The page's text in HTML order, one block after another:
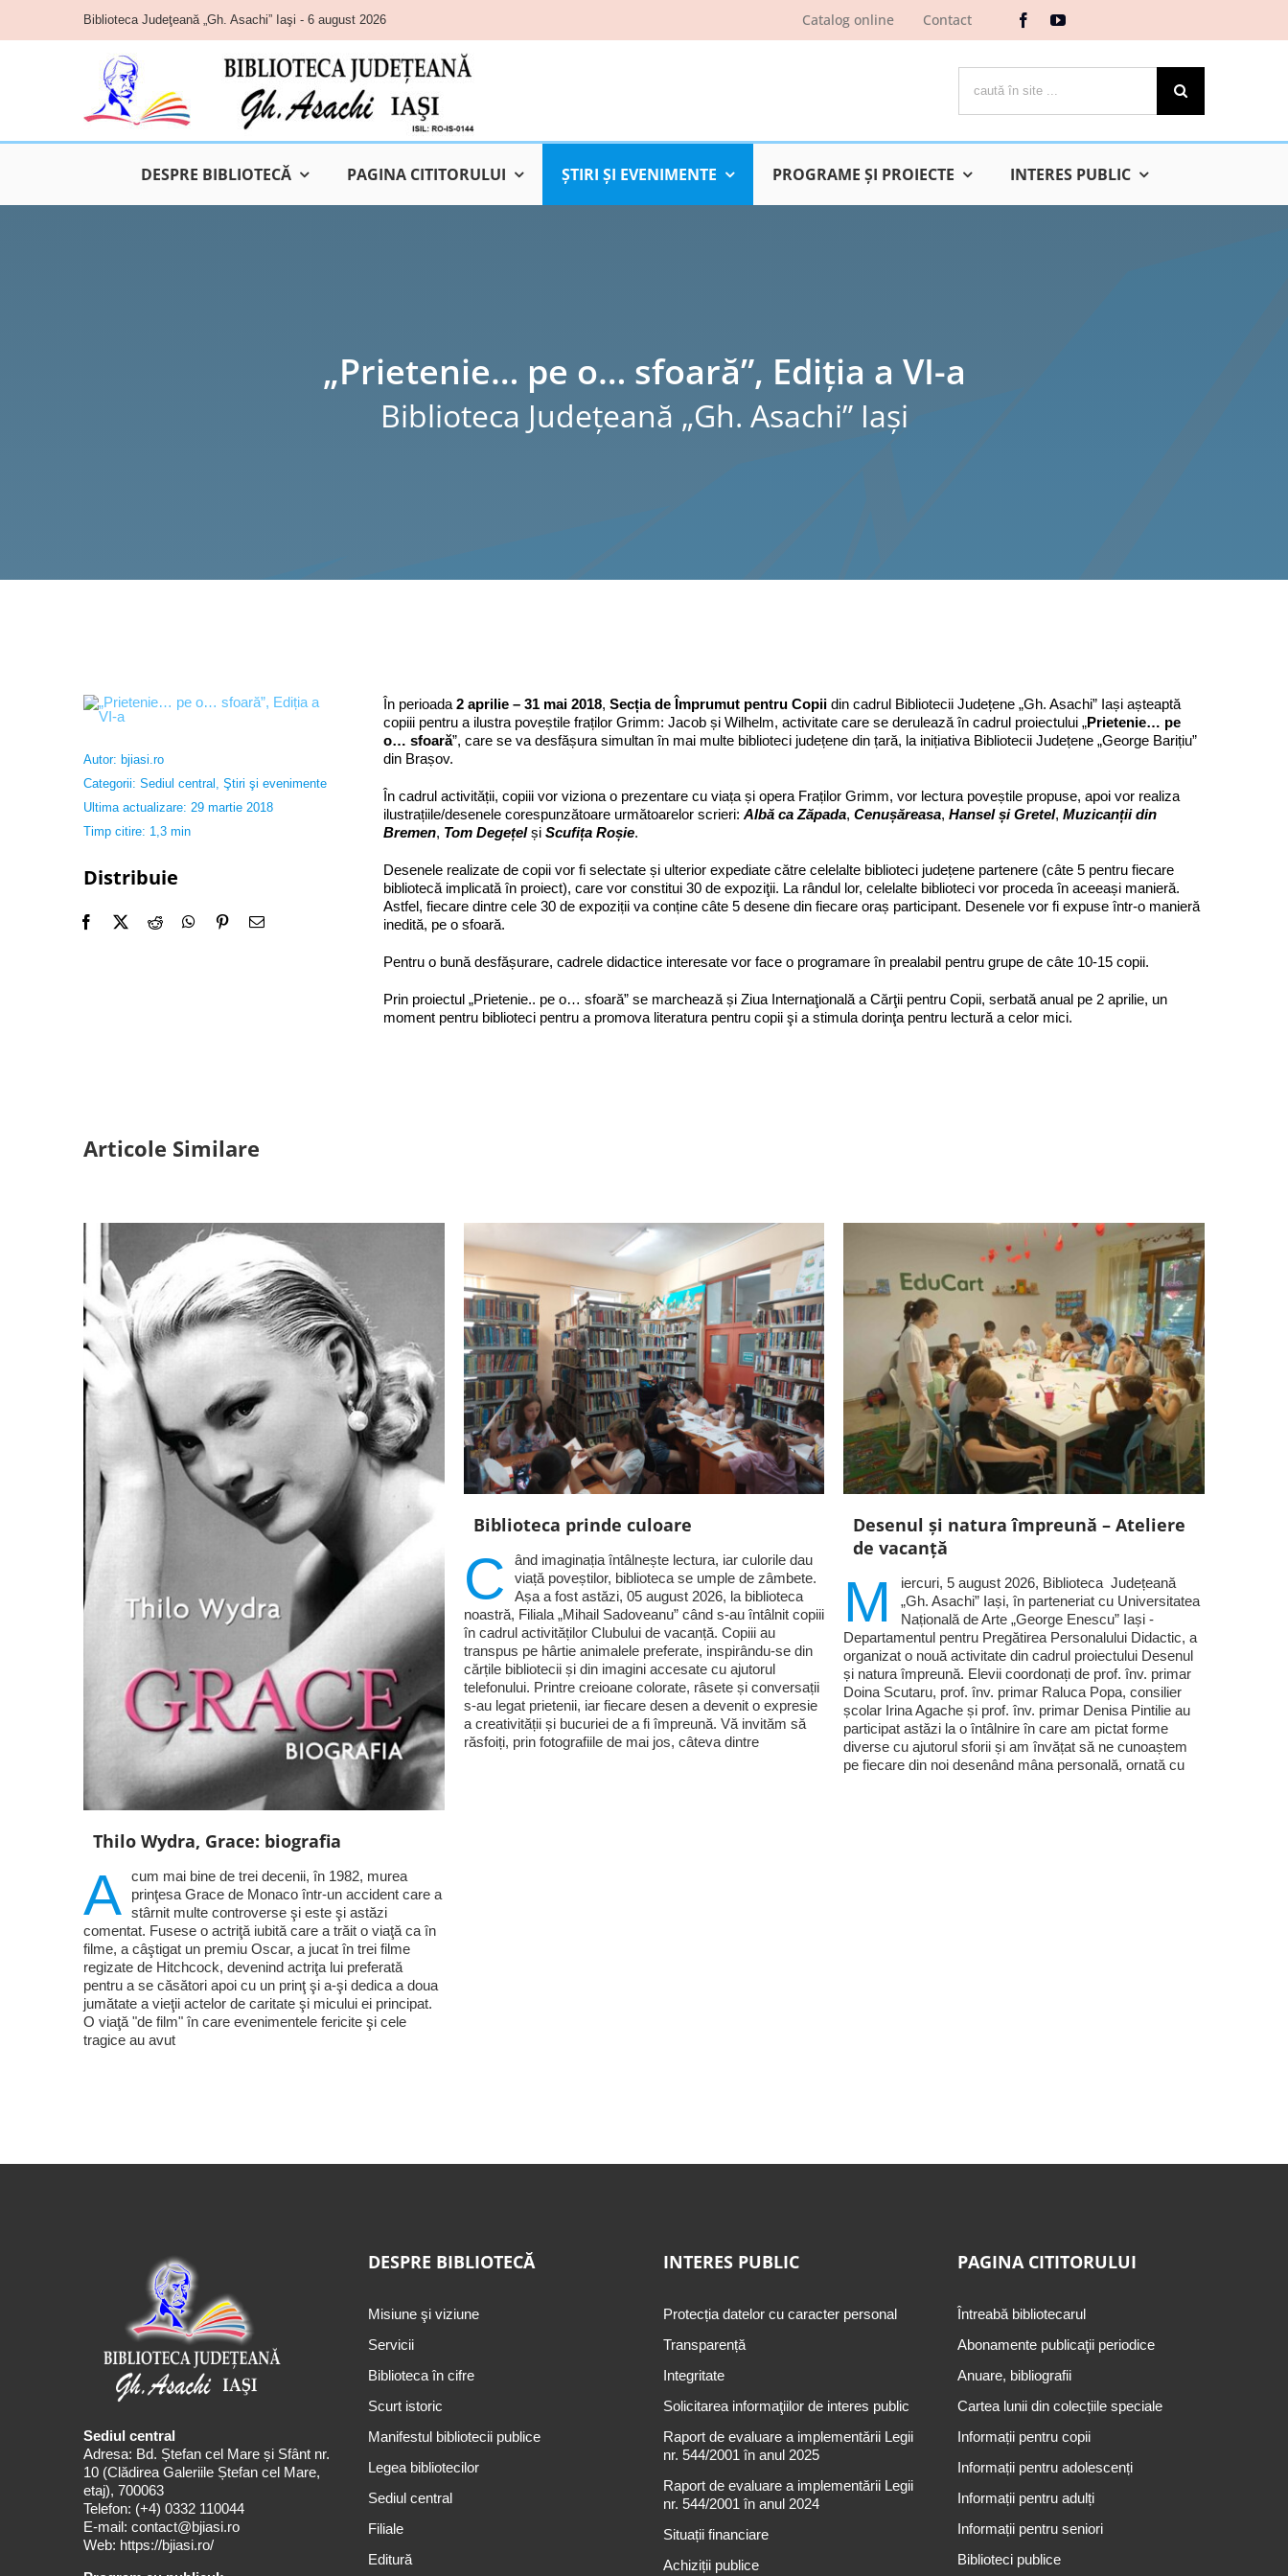
content
Biblioteca Judeţeană „Gh. Asachi” Iaşi - 6 august 2026 Catalog online Contact
DESPRE BIBLIOTECĂ PAGINA CITITORULUI ŞTIRI ŞI EVENIMENTE PROGRAME ŞI PROIECTE INTERES PUBLIC
„Prietenie… pe o… sfoară”, Ediția a VI-a
Biblioteca Judeţeană „Gh. Asachi” Iaşi
Autor: bjiasi.ro
Categorii: Sediul central , Ştiri şi evenimente
Ultima actualizare: 29 martie 2018
Timp citire: 1,3 min
Distribuie
În perioada2 aprilie – 31 mai 2018,Secția de Împrumut pentru Copii din cadrul Bibliotecii Județene „Gh. Asachi” Iași așteaptă
copiii pentru a ilustra poveștile fraților Grimm: Jacob și Wilhelm, activitate care se derulează în cadrul proiectului „Prietenie… pe
o… sfoară”, care se va desfășura simultan în mai multe biblioteci județene din țară, la inițiativa Bibliotecii Județene „George Barițiu”
din Brașov.
În cadrul activității, copiii vor viziona o prezentare cu viața și opera Fraților Grimm, vor lectura poveștile propuse, apoi vor realiza
ilustrațiile/desenele corespunzătoare următoarelor scrieri:Albă ca Zăpada,Cenușăreasa,Hansel și Gretel,Muzicanții din
Bremen, Tom DegețelșiScufița Roșie.
Desenele realizate de copii vor fi selectate și ulterior expediate către celelalte biblioteci județene partenere (câte 5 pentru fiecare
bibliotecă implicată în proiect), care vor constitui 30 de expoziţii. La rândul lor, celelalte biblioteci vor proceda în aceeași manieră.
Astfel, fiecare dintre cele 30 de expoziții va conține câte 5 desene din fiecare oraș participant. Desenele vor fi expuse într-o manieră
inedită, pe o sfoară.
Pentru o bună desfășurare, cadrele didactice interesate vor face o programare în prealabil pentru grupe de câte 10-15 copii.
Prin proiectul „Prietenie.. pe o… sfoară” se marchează și Ziua Internaţională a Cărţii pentru Copii, serbată anual pe 2 aprilie, un
moment pentru biblioteci pentru a promova literatura pentru copii şi a stimula dorinţa pentru lectură a celor mici.
Articole Similare
Thilo Wydra, Grace: biografia
A cum mai bine de trei decenii, în 1982, murea
prinţesa Grace de Monaco într-un accident care a
stârnit multe controverse şi este şi astăzi
comentat. Fusese o actriţă iubită care a trăit o viaţă ca în
filme, a câştigat un premiu Oscar, a jucat în trei filme
regizate de Hitchcock, devenind actriţa lui preferată
pentru a se căsători apoi cu un prinţ şi a-şi dedica a doua
jumătate a vieţii actelor de caritate şi micului ei principat.
O viaţă "de film" în care evenimentele fericite şi cele
tragice au avut
Biblioteca prinde culoare
C
ând imaginația întâlnește lectura, iar culorile dau
viață poveștilor, biblioteca se umple de zâmbete.
Așa a fost astăzi, 05 august 2026, la biblioteca
noastră, Filiala „Mihail Sadoveanu” când s-au întâlnit copiii
în cadrul activităților Clubului de vacanță. Copiii au
transpus pe hârtie animalele preferate, inspirându-se din
cărțile bibliotecii și din imagini accesate cu ajutorul
telefonului. Printre creioane colorate, râsete și conversații
s-au legat prietenii, iar fiecare desen a devenit o expresie
a creativității și bucuriei de a fi împreună. Vă invităm să
răsfoiți, prin fotografiile de mai jos, câteva dintre
Desenul și natura împreună – Ateliere
de vacanță
M
iercuri, 5 august 2026, Biblioteca Județeană
„Gh. Asachi” Iași, în parteneriat cu Universitatea
Națională de Arte „George Enescu” Iași -
Departamentul pentru Pregătirea Personalului Didactic, a
organizat o nouă activitate din cadrul proiectului Desenul
și natura împreună. Elevii coordonați de prof. înv. primar
Doina Scutaru, prof. înv. primar Raluca Popa, consilier
școlar Irina Agache și prof. înv. primar Denisa Pintilie au
participat astăzi la o întâlnire în care am pictat forme
diverse cu ajutorul sforii și am învățat să ne cunoaștem
pe fiecare din noi desenând mâna personală, ornată cu
Sediul central
Adresa: Bd. Ștefan cel Mare și Sfânt nr.
10 (Clădirea Galeriile Ștefan cel Mare,
etaj), 700063
Telefon: (+4) 0332 110044
E-mail: contact@bjiasi.ro
Web: https://bjiasi.ro/
DESPRE BIBLIOTECĂ
Misiune şi viziune
Servicii
Biblioteca în cifre
Scurt istoric
Manifestul bibliotecii publice
Legea bibliotecilor
Sediul central
Filiale
Editură
INTERES PUBLIC
Protecția datelor cu caracter personal
Transparență
Integritate
Solicitarea informaţiilor de interes public
Raport de evaluare a implementării Legii
nr. 544/2001 în anul 2025
Raport de evaluare a implementării Legii
nr. 544/2001 în anul 2024
Situații financiare
Achiziții publice
PAGINA CITITORULUI
Întreabă bibliotecarul
Abonamente publicaţii periodice
Anuare, bibliografii
Cartea lunii din colecțiile speciale
Informații pentru copii
Informații pentru adolescenți
Informații pentru adulți
Informații pentru seniori
Biblioteci publice